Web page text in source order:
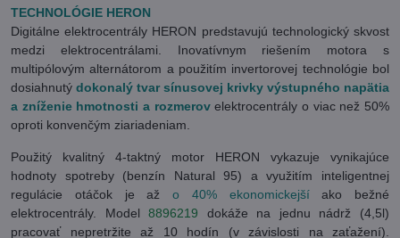
TECHNOLÓGIE HERON
Digitálne elektrocentrály HERON predstavujú technologický skvost
medzi elektrocentrálami. Inovatívnym riešením motora s
multipólovým alternátorom a použitím invertorovej technológie bol
dosiahnutý dokonalý tvar sínusovej krivky výstupného napätia
a zníženie hmotnosti a rozmerovelektrocentrály o viac než 50%
oproti konvenčým ziariadeniam.
Použitý kvalitný 4-taktný motor HERON vykazuje vynikajúce
hodnoty spotreby (benzín Natural 95) a využitím inteligentnej
regulácie otáčok je až o 40% ekonomickejšíako bežné
elektrocentrály. Model8896219 dokáže na jednu nádrž (4,5l)
pracovať nepretržite až 10 hodín (v závislosti na zaťažení).